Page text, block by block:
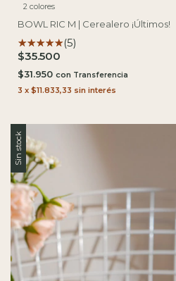
2 colores
BOWL RIC M | Cerealero ¡Últimos!
(5)
$35.500
$31.950 con
3 x $11.833,33 sin interés
Sin stock